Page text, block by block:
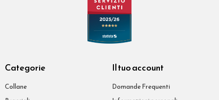
Categorie
Collane
Il tuo account
Domande Frequenti